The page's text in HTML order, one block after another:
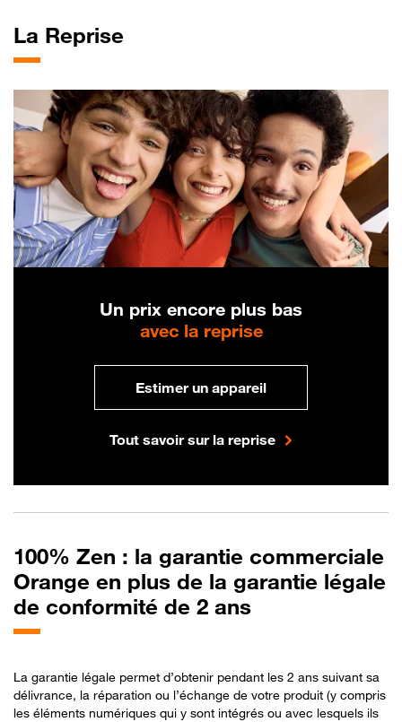
La Reprise
Un prix encore plus bas
avec la reprise
Estimer un appareil
Tout savoir sur la reprise
100% Zen : la garantie commerciale
Orange en plus de la garantie légale
de conformité de 2 ans
La garantie légale permet d’obtenir pendant les 2 ans suivant sa
délivrance, la réparation ou l’échange de votre produit (y compris
les éléments numériques qui y sont intégrés ou avec lesquels ils